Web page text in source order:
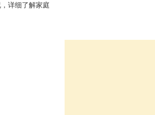
详细了解家庭